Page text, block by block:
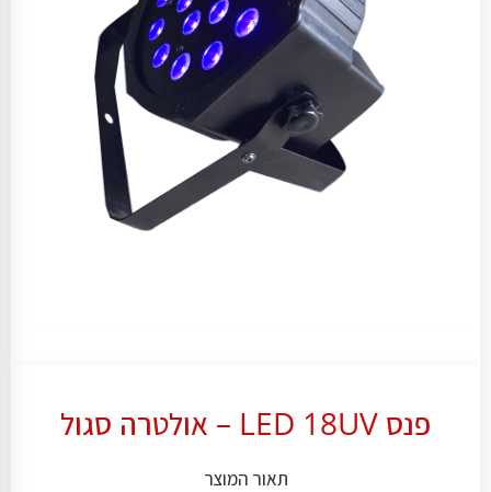
פנס LED 18UV – אולטרה סגול
תאור המוצר